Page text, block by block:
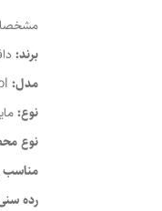
برند:
مدل:
نوع:
نوع
رده